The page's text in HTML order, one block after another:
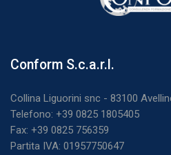
Blocchi
Salta Conform S.c.a.r.l.
Conform S.c.a.r.l.
Collina Liguorini snc - 83100
Telefono: +39 0825 1805405
Fax: +39 0825 756359
Partita IVA: 01957750647